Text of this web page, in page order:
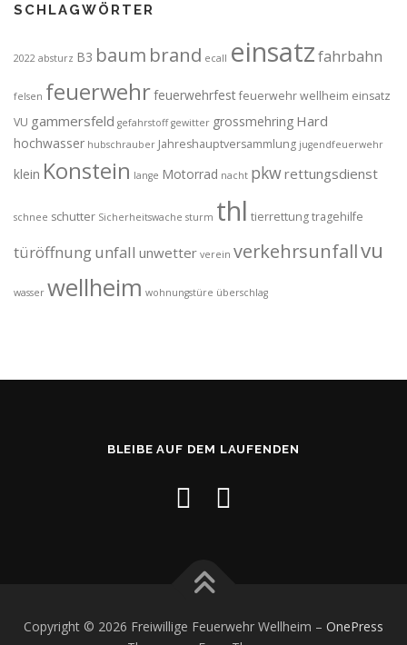
SCHLAGWÖRTER
2022 absturz B3 baum brand ecall einsatzfahrbahn
felsen feuerwehrfeuerwehrfest feuerwehr wellheim einsatz
VU gammersfeld gefahrstoff gewitter grossmehring Hard
hochwasser hubschrauber Jahreshauptversammlung jugendfeuerwehr
klein Konstein lange Motorrad nacht pkwrettungsdienst
schnee schutter Sicherheitswache sturm thl tierrettungtragehilfe
türöffnungunfall unwetter verein verkehrsunfallvu
wasser wellheim wohnungstüre überschlag
BLEIBE AUF DEM LAUFENDEN
Copyright © 2026 Freiwillige Feuerwehr Wellheim – OnePress